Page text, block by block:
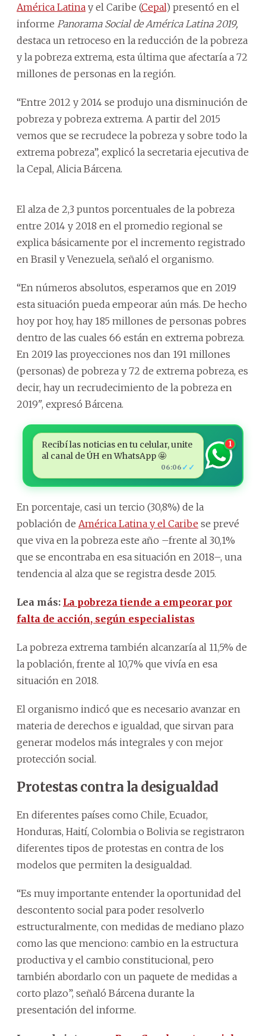
América Latina y el Caribe (Cepal) presentó en el
informe Panorama Social de América Latina 2019,
destaca un retroceso en la reducción de la pobreza
y la pobreza extrema, esta última que afectaría a 72
millones de personas en la región.
“Entre 2012 y 2014 se produjo una disminución de
pobreza y pobreza extrema. A partir del 2015
vemos que se recrudece la pobreza y sobre todo la
extrema pobreza”, explicó la secretaria ejecutiva de
la Cepal, Alicia Bárcena.
El alza de 2,3 puntos porcentuales de la pobreza
entre 2014 y 2018 en el promedio regional se
explica básicamente por el incremento registrado
en Brasil y Venezuela, señaló el organismo.
“En números absolutos, esperamos que en 2019
esta situación pueda empeorar aún más. De hecho
hoy por hoy, hay 185 millones de personas pobres
dentro de las cuales 66 están en extrema pobreza.
En 2019 las proyecciones nos dan 191 millones
(personas) de pobreza y 72 de extrema pobreza, es
decir, hay un recrudecimiento de la pobreza en
2019", expresó Bárcena.
Recibí las noticias en tu celular, unite
al canal de ÚH en WhatsApp 🤩
06:06 ✓✓
1
En porcentaje, casi un tercio (30,8%) de la
población de América Latina y el Caribe se prevé
que viva en la pobreza este año –frente al 30,1%
que se encontraba en esa situación en 2018–, una
tendencia al alza que se registra desde 2015.
Lea más: La pobreza tiende a empeorar por
falta de acción, según especialistas
La pobreza extrema también alcanzaría al 11,5% de
la población, frente al 10,7% que vivía en esa
situación en 2018.
El organismo indicó que es necesario avanzar en
materia de derechos e igualdad, que sirvan para
generar modelos más integrales y con mejor
protección social.
Protestas contra la desigualdad
En diferentes países como Chile, Ecuador,
Honduras, Haití, Colombia o Bolivia se registraron
diferentes tipos de protestas en contra de los
modelos que permiten la desigualdad.
“Es muy importante entender la oportunidad del
descontento social para poder resolverlo
estructuralmente, con medidas de mediano plazo
como las que menciono: cambio en la estructura
productiva y el cambio constitucional, pero
también abordarlo con un paquete de medidas a
corto plazo”, señaló Bárcena durante la
presentación del informe.